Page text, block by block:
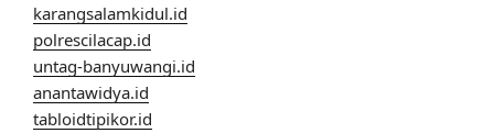
karangsalamkidul.id
polrescilacap.id
untag-banyuwangi.id
anantawidya.id
tabloidtipikor.id